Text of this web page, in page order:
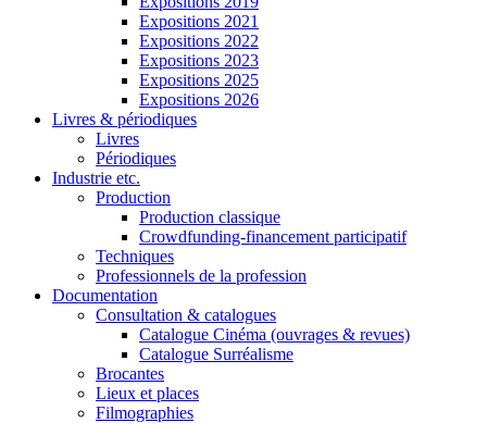
Expositions 2021
Expositions 2022
Expositions 2023
Expositions 2025
Expositions 2026
Livres & périodiques
Livres
Périodiques
Industrie etc.
Production
Production classique
Crowdfunding-financement participatif
Techniques
Professionnels de la profession
Documentation
Consultation & catalogues
Catalogue Cinéma (ouvrages & revues)
Catalogue Surréalisme
Brocantes
Lieux et places
Filmographies